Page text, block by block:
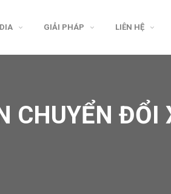
GIẢI PHÁP LIÊN HỆ
CHUYỂN ĐỔI